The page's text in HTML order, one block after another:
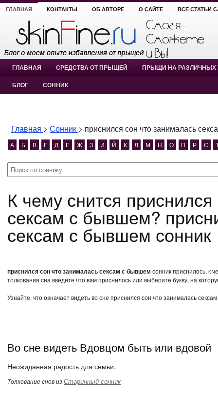
ГЛАВНАЯ КОНТАКТЫ ОБ АВТОРЕ О САЙТЕ ВСЕ СТАТЬИ
ГЛАВНАЯ СРЕДСТВА ОТ ПРЫЩЕЙ ПРЫЩИ НА РАЗЛИЧНЫХ
БЛОГ СОННИК
Главная > Сонник > приснился сон что занималась
А Б В Г Д Е Ж З И Й К Л М Н О П Р С
К чему снится приснился сон что занималась
сексам с бывшем?
сексам с бывшем сонник
приснился сон что занималась сексам с бывшем сонник приснилось, к
толкования сна введите что вам приснилось или выберите букву, на
Узнайте, что означает видеть во сне приснился сон что занималась
Во сне видеть Вдовцом быть или вдовой
Неожиданная радость для семьи.
Толкование снов изСтаринный сонник